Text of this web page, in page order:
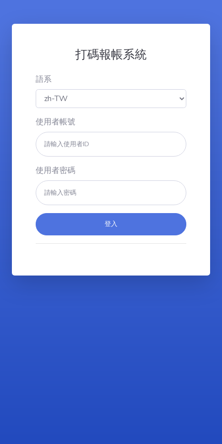
打碼報帳系統
語系
使用者帳號
使用者密碼